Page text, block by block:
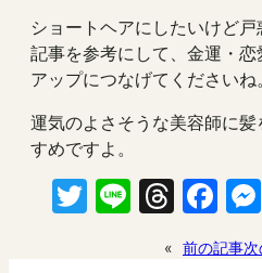
ショートヘアにしたいけど
記事を参考にして、金運・
アップにつなげてくださいね。
運気のよさそうな美容師に
すめですよ。
Twitter
Line
« 前の記事